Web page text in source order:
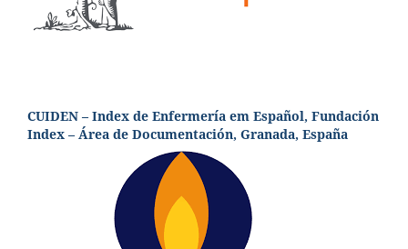
CUIDEN – Index de Enfermería em Español, Fundación
Index – Área de Documentación, Granada, España